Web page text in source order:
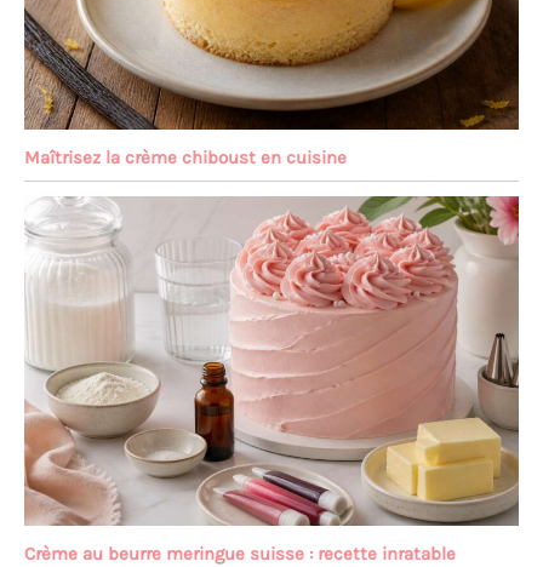
Maîtrisez la crème chiboust en cuisine
Crème au beurre meringue suisse : recette inratable